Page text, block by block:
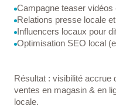
Campagne teaser vidéos
Relations presse locale
Influencers locaux pour
Optimisation SEO local
Résultat : visibilité accrue
ventes en magasin & en
locale.